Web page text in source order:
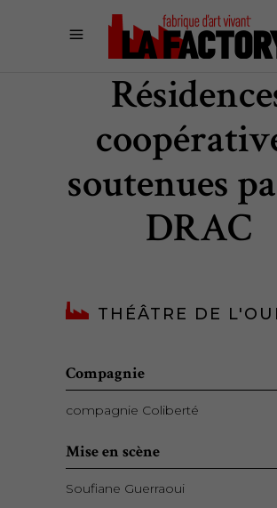
soutenues
DRAC
THÉÂTRE DE
Compagnie
compagnie Coliberté
Mise en scène
Soufiane Guerraoui